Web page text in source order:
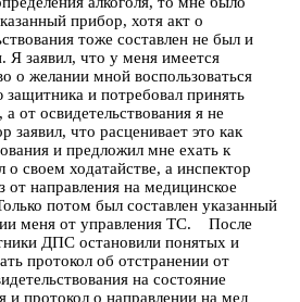
прибор, хотя акт о
тоже составлен не был и
Я заявил, что у меня имеется
о желании мной воспользоваться
и потребовал принять
а от освидетельствования я не
заявил, что расценивает это как
и предложил мне ехать к
о своем ходатайстве, а инспектор
от направления на медицинское
потом был составлен указанный
меня от управления ТС. После
ДПС остановили понятых и
протокол об отстранении от
на состояние
и протокол о направлении на мед